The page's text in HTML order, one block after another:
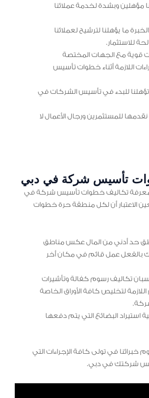
مؤهلين وبشدة لخدمة عملائنا
ما يؤهلنا لترشيح لعملائنا
للاستثمار.
قوية مع الجهات المختصة
اللازمة أثناء خطوات تأسيس
تؤهلنا للبدء في تأسيس الشركات في
للمستثمرين ورجال الأعمال لا
تأسيس شركة في دبي
تكاليف خطوات تأسيس شركة في
الاعتبار أن لكل منطقة حرة خطوات
حد أدني من المال عكس مناطق
بالفعل عمل قائم في مكان أخر
تكاليف رسوم كفالة وتأشيرات
لتخليص كافة الأوراق الخاصة
استيراد البضائع التي يتم دفعها
خبرائنا في تولى كافة الإجراءات التي
شركتك في دبي.